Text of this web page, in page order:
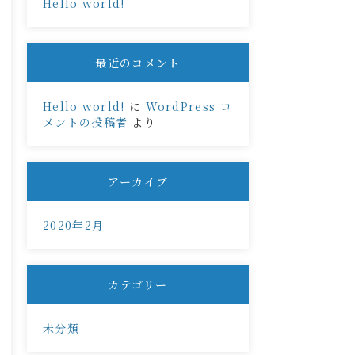
Hello world!
最近のコメント
Hello world! に WordPress コ
メントの投稿者 より
アーカイブ
2020年2月
カテゴリー
未分類